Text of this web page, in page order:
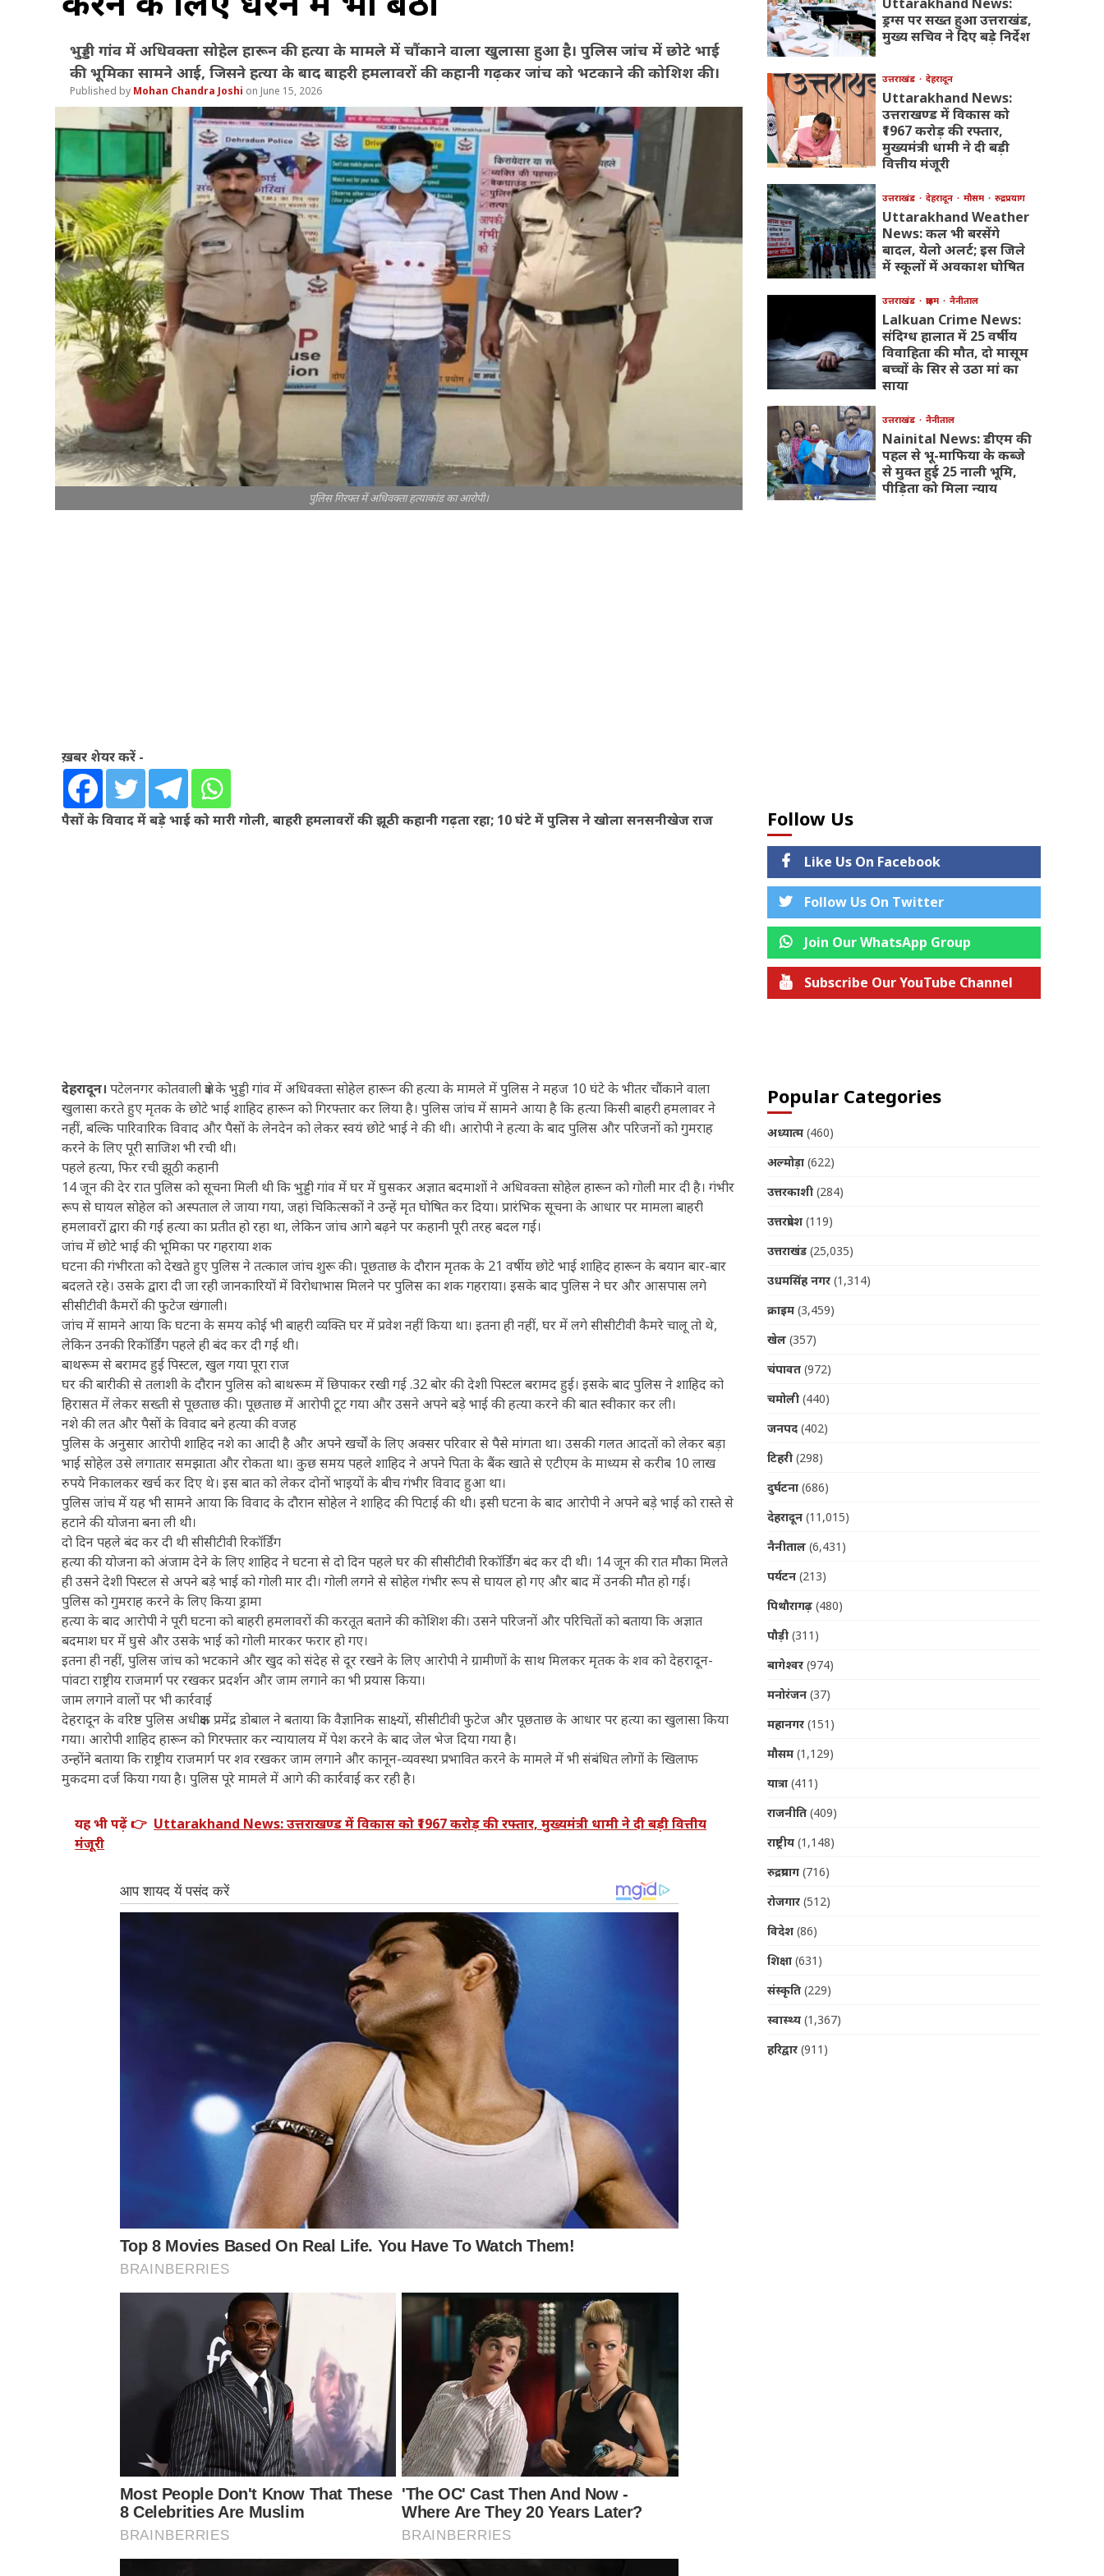
भुड्डी गांव में अधिवक्ता सोहेल हारून की हत्या के मामले में चौंकाने वाला खुलासा हुआ है। पुलिस जांच में छोटे भाई
की भूमिका सामने आई, जिसने हत्या के बाद बाहरी हमलावरों की कहानी गढ़कर जांच को भटकाने की कोशिश की।
Mohan Chandra Joshi June 15, 2026
पुलिस गिरफ्त में अधिवक्ता हत्याकांड का आरोपी।
ख़बर शेयर करें -
पैसों के विवाद में बड़े भाई को मारी गोली, बाहरी हमलावरों की झूठी कहानी गढ़ता रहा; 10 घंटे में पुलिस ने खोला सनसनीखेज राज
देहरादून। पटेलनगर कोतवाली क्षेत्र के भुड्डी गांव में अधिवक्ता सोहेल हारून की हत्या के मामले में पुलिस ने महज 10 घंटे के भीतर चौंकाने वाला
खुलासा करते हुए मृतक के छोटे भाई शाहिद हारून को गिरफ्तार कर लिया है। पुलिस जांच में सामने आया है कि हत्या किसी बाहरी हमलावर ने
नहीं, बल्कि पारिवारिक विवाद और पैसों के लेनदेन को लेकर स्वयं छोटे भाई ने की थी। आरोपी ने हत्या के बाद पुलिस और परिजनों को गुमराह
करने के लिए पूरी साजिश भी रची थी।
पहले हत्या, फिर रची झूठी कहानी
14 जून की देर रात पुलिस को सूचना मिली थी कि भुड्डी गांव में घर में घुसकर अज्ञात बदमाशों ने अधिवक्ता सोहेल हारून को गोली मार दी है। गंभीर
रूप से घायल सोहेल को अस्पताल ले जाया गया, जहां चिकित्सकों ने उन्हें मृत घोषित कर दिया। प्रारंभिक सूचना के आधार पर मामला बाहरी
हमलावरों द्वारा की गई हत्या का प्रतीत हो रहा था, लेकिन जांच आगे बढ़ने पर कहानी पूरी तरह बदल गई।
जांच में छोटे भाई की भूमिका पर गहराया शक
घटना की गंभीरता को देखते हुए पुलिस ने तत्काल जांच शुरू की। पूछताछ के दौरान मृतक के 21 वर्षीय छोटे भाई शाहिद हारून के बयान बार-बार
बदलते रहे। उसके द्वारा दी जा रही जानकारियों में विरोधाभास मिलने पर पुलिस का शक गहराया। इसके बाद पुलिस ने घर और आसपास लगे
सीसीटीवी कैमरों की फुटेज खंगाली।
जांच में सामने आया कि घटना के समय कोई भी बाहरी व्यक्ति घर में प्रवेश नहीं किया था। इतना ही नहीं, घर में लगे सीसीटीवी कैमरे चालू तो थे,
लेकिन उनकी रिकॉर्डिंग पहले ही बंद कर दी गई थी।
बाथरूम से बरामद हुई पिस्टल, खुल गया पूरा राज
घर की बारीकी से तलाशी के दौरान पुलिस को बाथरूम में छिपाकर रखी गई .32 बोर की देशी पिस्टल बरामद हुई। इसके बाद पुलिस ने शाहिद को
हिरासत में लेकर सख्ती से पूछताछ की। पूछताछ में आरोपी टूट गया और उसने अपने बड़े भाई की हत्या करने की बात स्वीकार कर ली।
नशे की लत और पैसों के विवाद बने हत्या की वजह
पुलिस के अनुसार आरोपी शाहिद नशे का आदी है और अपने खर्चों के लिए अक्सर परिवार से पैसे मांगता था। उसकी गलत आदतों को लेकर बड़ा
भाई सोहेल उसे लगातार समझाता और रोकता था। कुछ समय पहले शाहिद ने अपने पिता के बैंक खाते से एटीएम के माध्यम से करीब 10 लाख
रुपये निकालकर खर्च कर दिए थे। इस बात को लेकर दोनों भाइयों के बीच गंभीर विवाद हुआ था।
पुलिस जांच में यह भी सामने आया कि विवाद के दौरान सोहेल ने शाहिद की पिटाई की थी। इसी घटना के बाद आरोपी ने अपने बड़े भाई को रास्ते से
हटाने की योजना बना ली थी।
दो दिन पहले बंद कर दी थी सीसीटीवी रिकॉर्डिंग
हत्या की योजना को अंजाम देने के लिए शाहिद ने घटना से दो दिन पहले घर की सीसीटीवी रिकॉर्डिंग बंद कर दी थी। 14 जून की रात मौका मिलते
ही उसने देशी पिस्टल से अपने बड़े भाई को गोली मार दी। गोली लगने से सोहेल गंभीर रूप से घायल हो गए और बाद में उनकी मौत हो गई।
पुलिस को गुमराह करने के लिए किया ड्रामा
हत्या के बाद आरोपी ने पूरी घटना को बाहरी हमलावरों की करतूत बताने की कोशिश की। उसने परिजनों और परिचितों को बताया कि अज्ञात
बदमाश घर में घुसे और उसके भाई को गोली मारकर फरार हो गए।
इतना ही नहीं, पुलिस जांच को भटकाने और खुद को संदेह से दूर रखने के लिए आरोपी ने ग्रामीणों के साथ मिलकर मृतक के शव को देहरादून-
पांवटा राष्ट्रीय राजमार्ग पर रखकर प्रदर्शन और जाम लगाने का भी प्रयास किया।
जाम लगाने वालों पर भी कार्रवाई
देहरादून के वरिष्ठ पुलिस अधीक्षक प्रमेंद्र डोबाल ने बताया कि वैज्ञानिक साक्ष्यों, सीसीटीवी फुटेज और पूछताछ के आधार पर हत्या का खुलासा किया
गया। आरोपी शाहिद हारून को गिरफ्तार कर न्यायालय में पेश करने के बाद जेल भेज दिया गया है।
उन्होंने बताया कि राष्ट्रीय राजमार्ग पर शव रखकर जाम लगाने और कानून-व्यवस्था प्रभावित करने के मामले में भी संबंधित लोगों के खिलाफ
मुकदमा दर्ज किया गया है। पुलिस पूरे मामले में आगे की कार्रवाई कर रही है।
यह भी पढ़ें 👉 Uttarakhand News: उत्तराखण्ड में विकास को ₹1967 करोड़ की रफ्तार, मुख्यमंत्री धामी ने दी बड़ी वित्तीय
मंजूरी
ड्रग्स पर सख्त हुआ उत्तराखंड,
मुख्य सचिव ने दिए बड़े निर्देश
उत्तराखंड देहरादून
Uttarakhand News:
उत्तराखण्ड में विकास को
₹1967 करोड़ की रफ्तार,
मुख्यमंत्री धामी ने दी बड़ी
वित्तीय मंजूरी
उत्तराखंड देहरादून मौसम रुद्रप्रयाग
Uttarakhand Weather
News: कल भी बरसेंगे
बादल, येलो अलर्ट; इस जिले
में स्कूलों में अवकाश घोषित
उत्तराखंड क्राइम नैनीताल
Lalkuan Crime News:
संदिग्ध हालात में 25 वर्षीय
विवाहिता की मौत, दो मासूम
बच्चों के सिर से उठा मां का
साया
उत्तराखंड नैनीताल
Nainital News: डीएम की
पहल से भू-माफिया के कब्जे
से मुक्त हुई 25 नाली भूमि,
पीड़िता को मिला न्याय
Follow Us
Like Us On Facebook
Follow Us On Twitter
Join Our WhatsApp Group
Subscribe Our YouTube Channel
Popular Categories
अध्यात्म(460)
अल्मोड़ा(622)
उत्तरकाशी(284)
उत्तरप्रदेश(119)
उत्तराखंड(25,035)
उधमसिंह नगर(1,314)
क्राइम(3,459)
खेल(357)
चंपावत(972)
चमोली(440)
जनपद(402)
टिहरी(298)
दुर्घटना(686)
देहरादून(11,015)
नैनीताल(6,431)
पर्यटन(213)
पिथौरागढ़(480)
पौड़ी(311)
बागेश्वर(974)
मनोरंजन(37)
महानगर(151)
मौसम(1,129)
यात्रा(411)
राजनीति(409)
राष्ट्रीय(1,148)
रुद्रप्रयाग(716)
रोजगार(512)
विदेश(86)
शिक्षा(631)
संस्कृति(229)
स्वास्थ्य(1,367)
हरिद्वार(911)